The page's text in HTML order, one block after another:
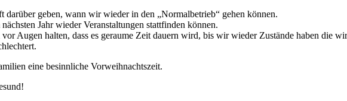
geben, wann wir wieder in den „Normalbetrieb“ gehen können.
Jahr wieder Veranstaltungen stattfinden können.
Augen halten, dass es geraume Zeit dauern wird, bis wir wieder Zustände haben die
eine besinnliche Vorweihnachtszeit.